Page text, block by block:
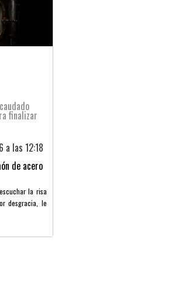
finalizar
a las 12:18
de acero
la risa
desgracia, le